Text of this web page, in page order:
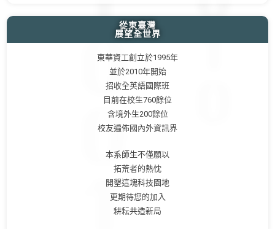
從東臺灣
展望全世界
東華資工創立於1995年
並於2010年開始
招收全英語國際班
目前在校生760餘位
含境外生200餘位
校友遍佈國內外資訊界
本系師生不僅願以
拓荒者的熱忱
開墾這塊科技園地
更期待您的加入
耕耘共造新局